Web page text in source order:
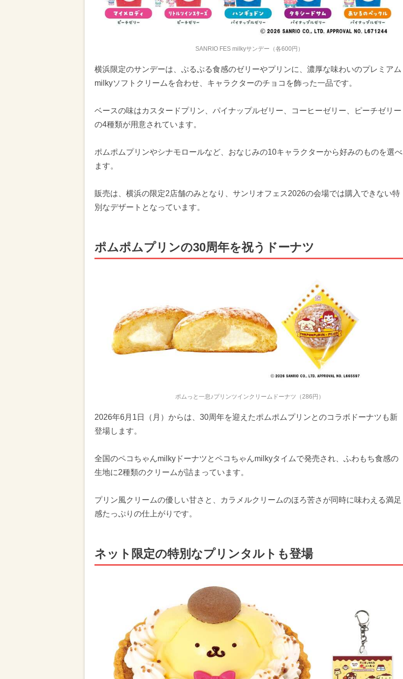
SANRIO FES milkyサンデー（各600円）
横浜限定のサンデーは、ぷるぷる食感のゼリーやプリンに、濃厚な味わいのプレミアム
milkyソフトクリームを合わせ、キャラクターのチョコを飾った一品です。
ベースの味はカスタードプリン、パイナップルゼリー、コーヒーゼリー、ピーチゼリー
の4種類が用意されています。
ポムポムプリンやシナモロールなど、おなじみの10キャラクターから好みのものを選べ
ます。
販売は、横浜の限定2店舗のみとなり、サンリオフェス2026の会場では購入できない特
別なデザートとなっています。
ポムポムプリンの30周年を祝うドーナツ
ポムっと一息♪プリンツインクリームドーナツ（286円）
2026年6月1日（月）からは、30周年を迎えたポムポムプリンとのコラボドーナツも新
登場します。
全国のペコちゃんmilkyドーナツとペコちゃんmilkyタイムで発売され、ふわもち食感の
生地に2種類のクリームが詰まっています。
プリン風クリームの優しい甘さと、カラメルクリームのほろ苦さが同時に味わえる満足
感たっぷりの仕上がりです。
ネット限定の特別なプリンタルトも登場